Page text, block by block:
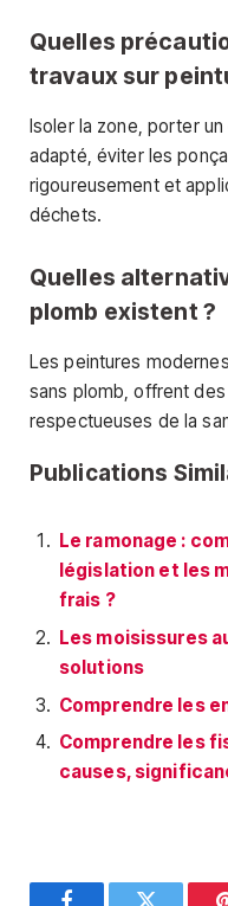
Quelles
travaux sur
Isoler la zone, porter
adapté, éviter les
rigoureusement et
déchets.
Quelles
plomb existent ?
Les peintures
sans plomb, offrent
respectueuses de la
Publications
Le ramonage :
législation et les
frais ?
Les moisissures
solutions
Comprendre les
Comprendre les
causes,